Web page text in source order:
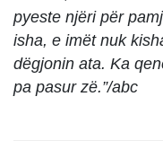
pyeste njëri për
isha, e imët nuk
dëgjonin ata. Ka
pa pasur zë.”/abc